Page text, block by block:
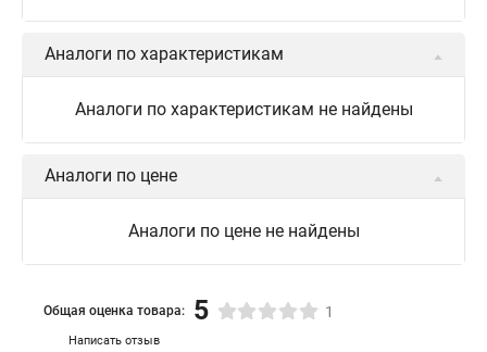
Видеокамера hikvision hiwatch
Камера Hikvision ds 2cd2442fwd
Hikvision поворотная камера
Нikvision микрофон Hikvision поворотная
Hikvision порты
Аналоги по характеристикам
Аналоги по характеристикам не найдены
Аналоги по цене
Аналоги по цене не найдены
Написать отзыв
Общая оценка товара: 5 1